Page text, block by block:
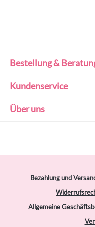
Bestellung &
Kundenservice
Über uns
Bezahlung und
Allgemeine